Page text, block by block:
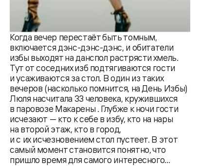
Когда вечер перестаёт быть томным,
включается дэнс-дэнс-дэнс, и обитатели
избы выходят на данспол растрясти хмель.
Тут от соседних изб подтягиваются гости
и усаживаются за стол. В один из таких
вечеров (насколько помнится, на День Избы)
Люля насчитала 33 человека, кружившихся
в паровозе Макарены . Глубже к ночи гости
исчезают — кто к себе в избу, кто на нары
на второй этаж, кто в город,
и с их исчезновением стол пустеет. В этот
самый момент становится понятно, что
пришло время для самого интересного...